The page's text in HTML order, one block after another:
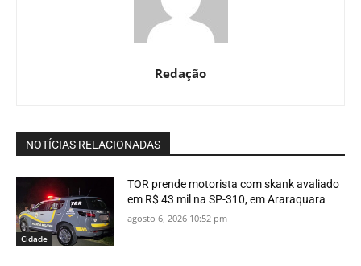
Redação
NOTÍCIAS RELACIONADAS
Cidade
TOR prende motorista com skank avaliado
em R$ 43 mil na SP-310, em Araraquara
agosto 6, 2026 10:52 pm